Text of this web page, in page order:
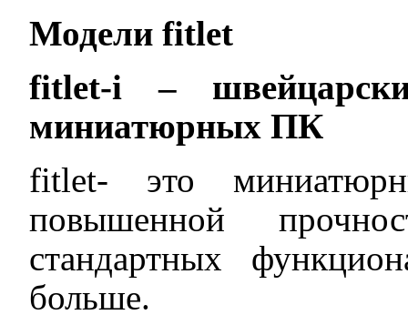
Моделиfitlet
fitlet-i –
миниатюрных ПК
fitlet- это
повышенной
стандартных
больше.